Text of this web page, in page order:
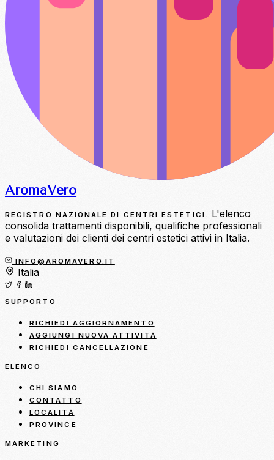
AromaVero
REGISTRO NAZIONALE DI CENTRI ESTETICI.
L'elenco
consolida trattamenti disponibili, qualifiche professionali
e valutazioni dei clienti dei centri estetici attivi in Italia.
INFO@AROMAVERO.IT
Italia
SUPPORTO
RICHIEDI AGGIORNAMENTO
AGGIUNGI NUOVA ATTIVITÀ
RICHIEDI CANCELLAZIONE
ELENCO
CHI SIAMO
CONTATTO
LOCALITÀ
PROVINCE
MARKETING